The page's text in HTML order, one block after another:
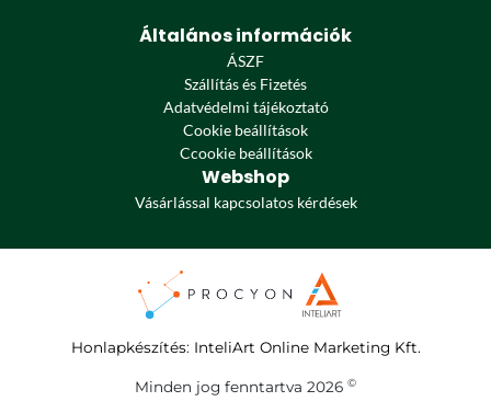
Általános információk
ÁSZF
Szállítás és Fizetés
Adatvédelmi tájékoztató
Cookie beállítások
Ccookie beállítások
Webshop
Vásárlással kapcsolatos kérdések
Honlapkészítés: InteliArt Online Marketing Kft.
Minden jog fenntartva 2026 ©